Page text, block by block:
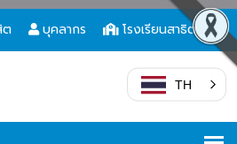
ต บุคลากร โรงเรียนสาธิต
TH